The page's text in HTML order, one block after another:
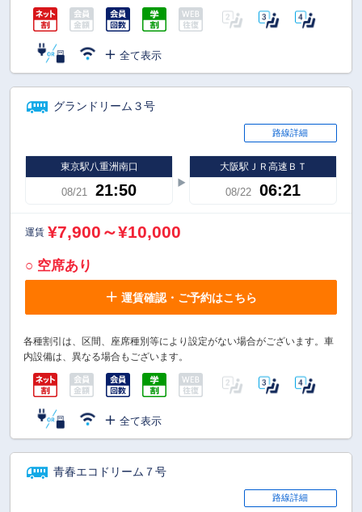
全て表示
グランドリーム３号
路線詳細
東京駅八重洲南口
08/21 21:50
大阪駅ＪＲ高速ＢＴ
08/22 06:21
運賃 ¥7,900～¥10,000
○ 空席あり
運賃確認・ご予約はこちら
各種割引は、区間、座席種別等により設定がない場合がございます。車
内設備は、異なる場合もございます。
全て表示
青春エコドリーム７号
路線詳細